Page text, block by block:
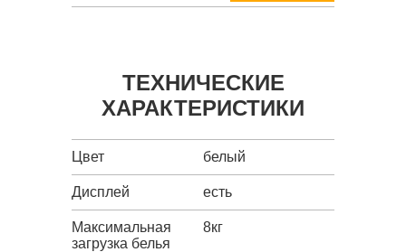
ТЕХНИЧЕСКИЕ
ХАРАКТЕРИСТИКИ
Цвет белый
Дисплей есть
Максимальная
загрузка белья
8кг